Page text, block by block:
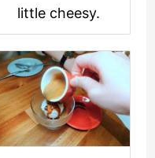
little cheesy.